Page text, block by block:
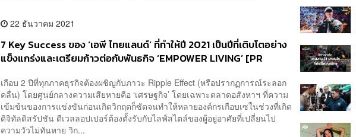
22 ธันวาคม 2021
7 Key Success ของ ‘เอพี ไทยแลนด์’ ที่ทำให้ปี 2021 เป็นปีที่เติบโตอย่าง
แข็งแกร่งและเตรียมก้าวต่อกับพันธกิจ ‘EMPOWER LIVING’ [PR
เกือบ 2 ปีที่ทุกภาคธุรกิจต้องผชิญกับภาวะ Ripple Effect (หรือปรากฏการณ์ระลอก
คลื่น) โดยศูนย์กลางความเสียหายคือ ‘เศรษฐกิจ’ โดยเฉพาะตลาดอสังหาฯ ที่ความ
เข้มข้นของการแข่งขันก่อนเกิดวิกฤตก็ซัดจนทำให้หลายองค์กรเกือบเซในช่วงที่เกิด
ดิจิทัลดิสรัปชัน ดีเวลลอปเปอร์ต้องตั้งรับกับไลฟ์สไตล์ของผู้อยู่อาศัยที่เปลี่ยนไป
ความวัวไม่ทันหาย วิก...